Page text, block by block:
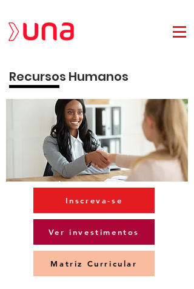
Recursos Humanos
Inscreva-se
Ver investimentos
Matriz Curricular